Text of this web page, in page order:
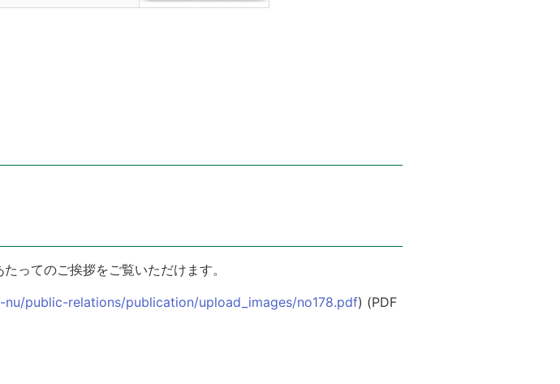
ってのご挨拶をご覧いただけます。
public-relations/publication/upload_images/no178.pdf) (PDF